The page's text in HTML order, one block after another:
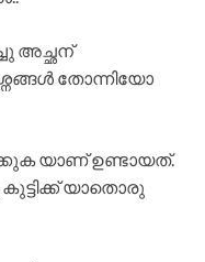
അച്ഛന്
തോന്നിയോ
യാണ് ഉണ്ടായത്.
യാതൊരു